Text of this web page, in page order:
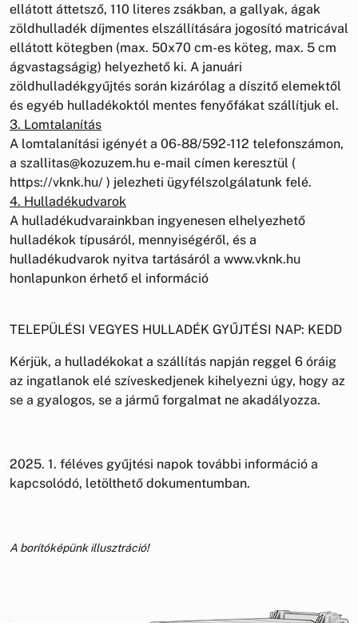
ellátott áttetsző, 110 literes zsákban, a gallyak, ágak
zöldhulladék díjmentes elszállítására jogosító matricával
ellátott kötegben (max. 50x70 cm-es köteg, max. 5 cm
ágvastagságig) helyezhető ki. A januári
zöldhulladékgyűjtés során kizárólag a díszitő elemektől
és egyéb hulladékoktól mentes fenyőfákat szállítjuk el.
3. Lomtalanítás
A lomtalanítási igényét a 06-88/592-112 telefonszámon,
a szallitas@kozuzem.hu e-mail címen keresztül (
https://vknk.hu/ ) jelezheti ügyfélszolgálatunk felé.
4. Hulladékudvarok
A hulladékudvarainkban ingyenesen elhelyezhető
hulladékok típusáról, mennyiségéről, és a
hulladékudvarok nyitva tartásáról a www.vknk.hu
honlapunkon érhető el információ
TELEPÜLÉSI VEGYES HULLADÉK GYŰJTÉSI NAP: KEDD
Kérjük, a hulladékokat a szállítás napján reggel 6 óráig
az ingatlanok elé szíveskedjenek kihelyezni úgy, hogy az
se a gyalogos, se a jármű forgalmat ne akadályozza.
2025. 1. féléves gyűjtési napok további információ a
kapcsolódó, letölthető dokumentumban.
A borítóképünk illusztráció!